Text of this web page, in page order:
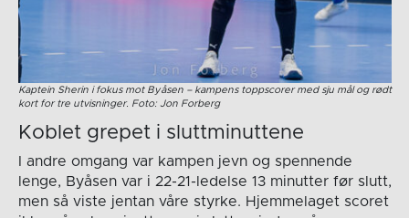
Kaptein Sherin i fokus mot Byåsen – kampens toppscorer med sju mål og rødt
kort for tre utvisninger. Foto: Jon Forberg
Koblet grepet i sluttminuttene
I andre omgang var kampen jevn og spennende
lenge, Byåsen var i 22-21-ledelse 13 minutter før slutt,
men så viste jentan våre styrke. Hjemmelaget scoret